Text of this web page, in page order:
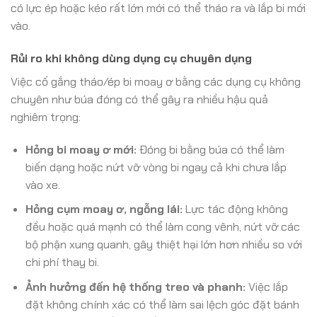
có lực ép hoặc kéo rất lớn mới có thể tháo ra và lắp bi mới
vào.
Rủi ro khi không dùng dụng cụ chuyên dụng
Việc cố gắng tháo/ép bi moay ơ bằng các dụng cụ không
chuyên như búa đóng có thể gây ra nhiều hậu quả
nghiêm trọng:
Hỏng bi moay ơ mới: Đóng bi bằng búa có thể làm
biến dạng hoặc nứt vỡ vòng bi ngay cả khi chưa lắp
vào xe.
Hỏng cụm moay ơ, ngỗng lái: Lực tác động không
đều hoặc quá mạnh có thể làm cong vênh, nứt vỡ các
bộ phận xung quanh, gây thiệt hại lớn hơn nhiều so với
chi phí thay bi.
Ảnh hưởng đến hệ thống treo và phanh: Việc lắp
đặt không chính xác có thể làm sai lệch góc đặt bánh